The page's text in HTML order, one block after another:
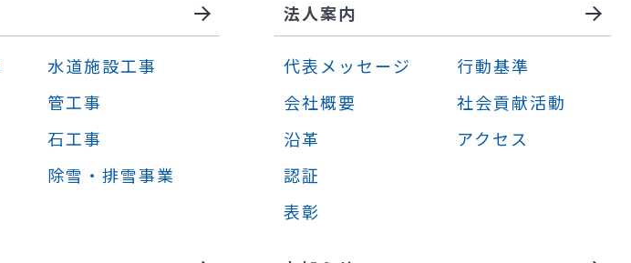
水道施設工事
管工事
石工事
除雪・排雪事業
法人案内
代表メッセージ
会社概要
沿革
認証
表彰
行動基準
社会貢献活動
アクセス